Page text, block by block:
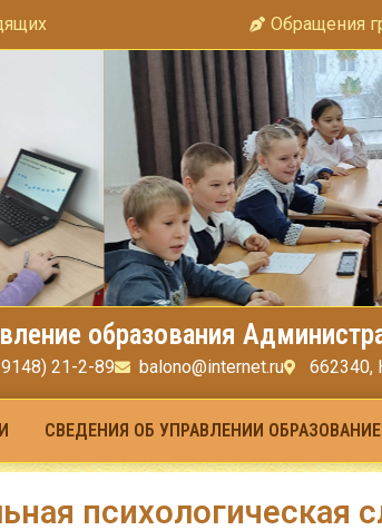
Обращения
образования
21-2-89 balono@internet.ru 662340,
СВЕДЕНИЯ ОБ УПРАВЛЕНИИ
психологическая